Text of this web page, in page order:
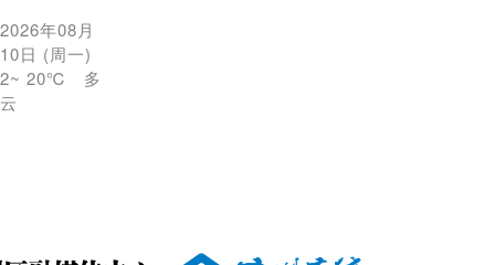
2026年08月
10日 (周一)
2~ 20℃
多
云